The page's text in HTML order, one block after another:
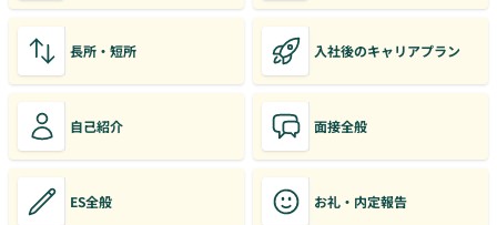
長所・短所 入社後のキャリアプラン
自己紹介 面接全般
ES全般 お礼・内定報告